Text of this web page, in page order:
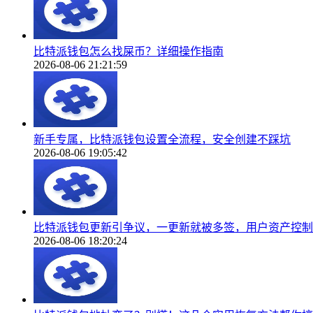
比特派钱包怎么找屎币？详细操作指南
2026-08-06 21:21:59
新手专属，比特派钱包设置全流程，安全创建不踩坑
2026-08-06 19:05:42
比特派钱包更新引争议，一更新就被多签，用户资产控
2026-08-06 18:20:24